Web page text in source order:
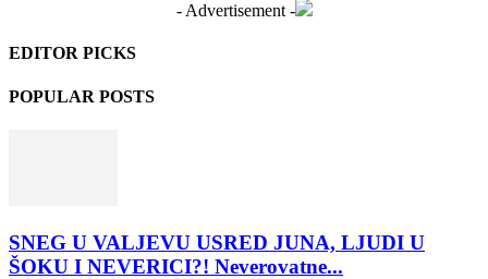
- Advertisement -
EDITOR PICKS
POPULAR POSTS
SNEG U VALJEVU USRED JUNA, LJUDI U
ŠOKU I NEVERICI?! Neverovatne...